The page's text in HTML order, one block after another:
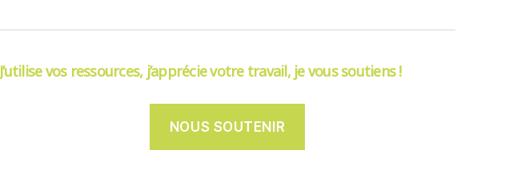
J’utilise vos ressources, j’apprécie votre travail, je vous soutiens !
NOUS SOUTENIR